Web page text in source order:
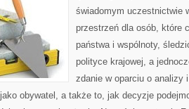
świadomym uczestnictwie
przestrzeń dla osób, które
państwa i wspólnoty,
polityce krajowej, a
zdanie w oparciu o analizy
obywatel, a także to, jak decyzje